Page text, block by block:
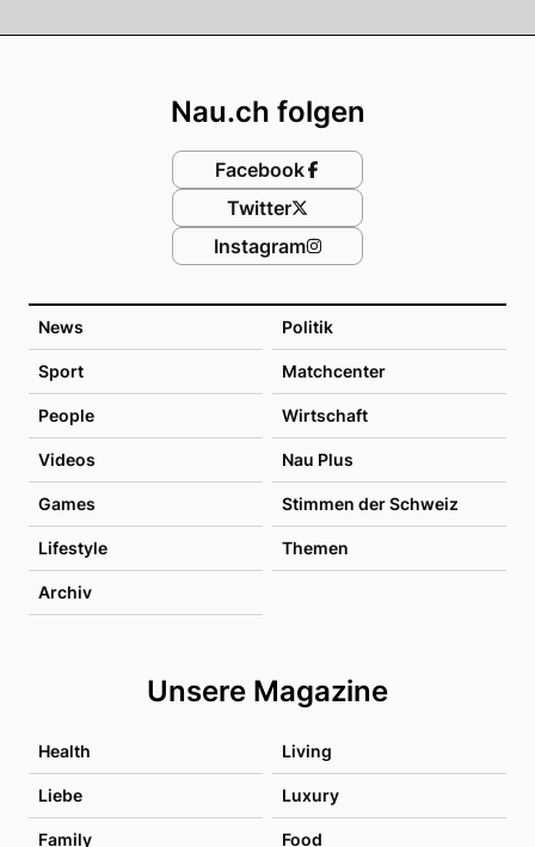
News Politik
Sport Matchcenter
People Wirtschaft
Videos Nau Plus
Games Stimmen der Schweiz
Lifestyle Themen
Archiv
Unsere Magazine
Health Living
Liebe Luxury
Family Food
Nau.ch folgen
Facebook
Twitter
Instagram